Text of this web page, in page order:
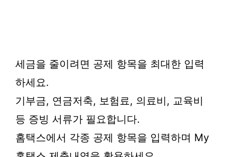
세금을 줄이려면 공제 항목을 최대한 입력
하세요.
기부금, 연금저축, 보험료, 의료비, 교육비
등 증빙 서류가 필요합니다.
홈택스에서 각종 공제 항목을 입력하며 My